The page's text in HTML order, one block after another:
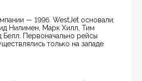
— 1996. WestJet основали:
Нилимен, Марк Хилл, Тим
Белл. Первоначально рейсы
только на западе